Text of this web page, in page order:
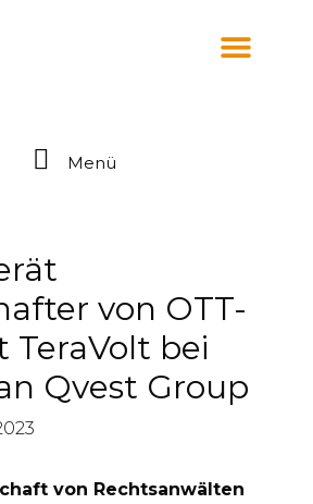
Menü
von OTT-
TeraVolt bei
Qvest Group
von Rechtsanwälten